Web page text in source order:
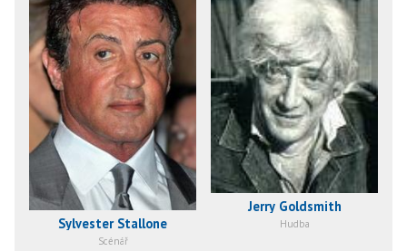
Sylvester Stallone
Scénář
Jerry Goldsmith
Hudba